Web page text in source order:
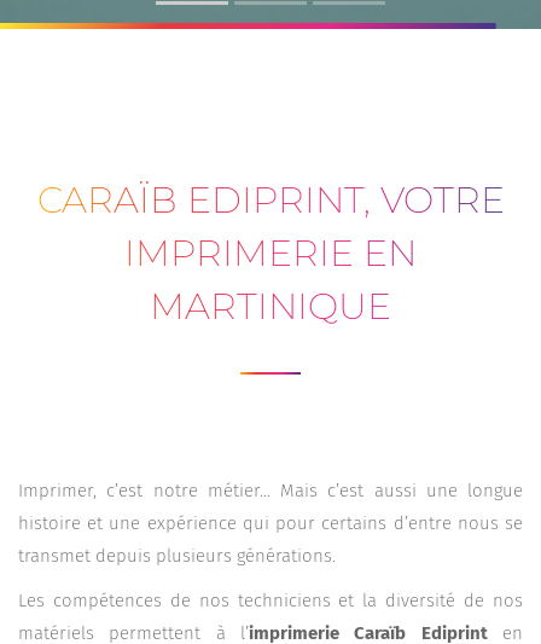
CARAÏB EDIPRINT, VOTRE
IMPRIMERIE EN
MARTINIQUE
Imprimer, c’est notre métier… Mais c’est aussi une longue
histoire et une expérience qui pour certains d’entre nous se
transmet depuis plusieurs générations.
Les compétences de nos techniciens et la diversité de nos
matériels permettent à l’imprimerie Caraïb Ediprinten